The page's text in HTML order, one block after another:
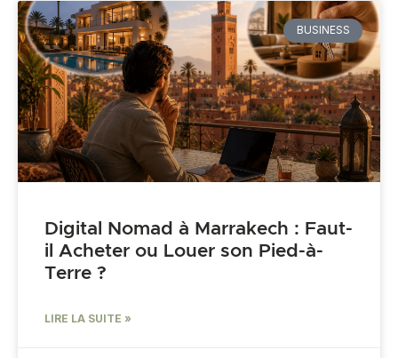
BUSINESS
Digital Nomad à Marrakech : Faut-
il Acheter ou Louer son Pied-à-
Terre ?
LIRE LA SUITE »